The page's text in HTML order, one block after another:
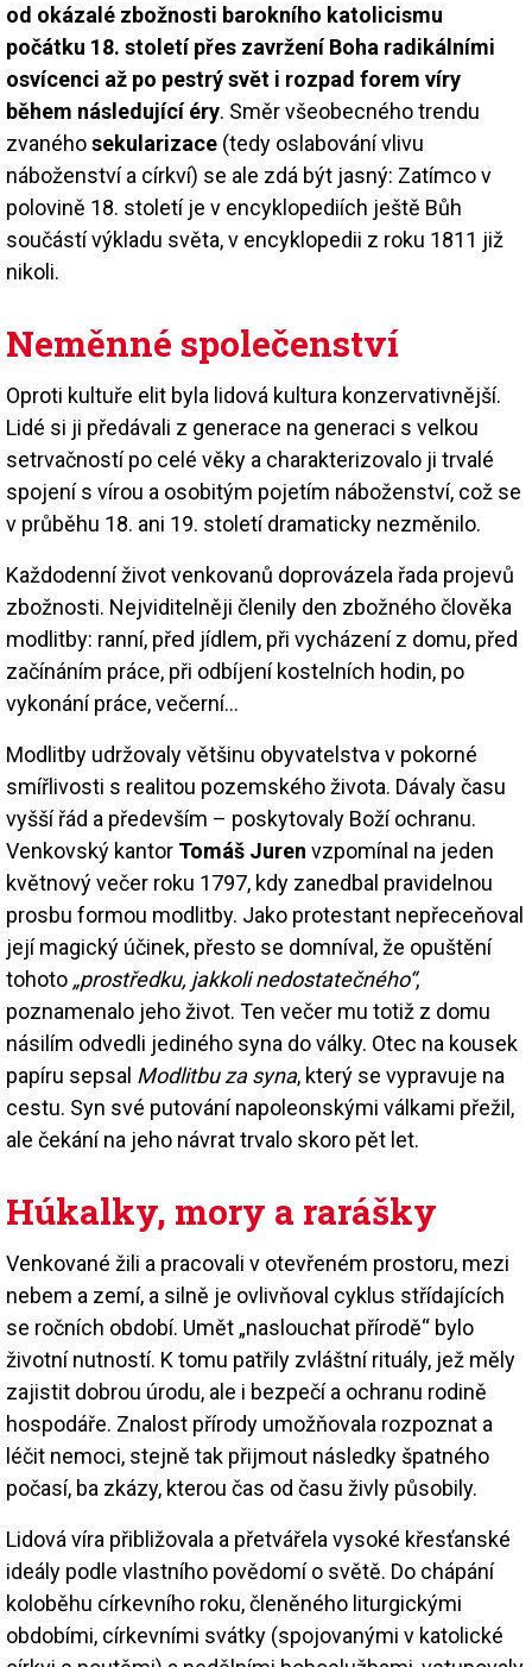
od okázalé zbožnosti barokního katolicismu
počátku 18. století přes zavržení Boha radikálními
osvícenci až po pestrý svět i rozpad forem víry
během následující éry. Směr všeobecného trendu
zvanéhosekularizace (tedy oslabování vlivu
náboženství a církví) se ale zdá být jasný: Zatímco v
polovině 18. století je v encyklopediích ještě Bůh
součástí výkladu světa, v encyklopedii z roku 1811 již
nikoli.
Neměnné společenství
Oproti kultuře elit byla lidová kultura konzervativnější.
Lidé si ji předávali z generace na generaci s velkou
setrvačností po celé věky a charakterizovalo ji trvalé
spojení s vírou a osobitým pojetím náboženství, což se
v průběhu 18. ani 19. století dramaticky nezměnilo.
Každodenní život venkovanů doprovázela řada projevů
zbožnosti. Nejviditelněji členily den zbožného člověka
modlitby: ranní, před jídlem, při vycházení z domu, před
začínáním práce, při odbíjení kostelních hodin, po
vykonání práce, večerní…
Modlitby udržovaly většinu obyvatelstva v pokorné
smířlivosti s realitou pozemského života. Dávaly času
vyšší řád a především – poskytovaly Boží ochranu.
Venkovský kantor Tomáš Juren vzpomínal na jeden
květnový večer roku 1797, kdy zanedbal pravidelnou
prosbu formou modlitby. Jako protestant nepřeceňoval
její magický účinek, přesto se domníval, že opuštění
tohoto „prostředku, jakkoli nedostatečného“,
poznamenalo jeho život. Ten večer mu totiž z domu
násilím odvedli jediného syna do války. Otec na kousek
papíru sepsal Modlitbu za syna, který se vypravuje na
cestu. Syn své putování napoleonskými válkami přežil,
ale čekání na jeho návrat trvalo skoro pět let.
Húkalky, mory a rarášky
Venkované žili a pracovali v otevřeném prostoru, mezi
nebem a zemí, a silně je ovlivňoval cyklus střídajících
se ročních období. Umět „naslouchat přírodě“ bylo
životní nutností. K tomu patřily zvláštní rituály, jež měly
zajistit dobrou úrodu, ale i bezpečí a ochranu rodině
hospodáře. Znalost přírody umožňovala rozpoznat a
léčit nemoci, stejně tak přijmout následky špatného
počasí, ba zkázy, kterou čas od času živly působily.
Lidová víra přibližovala a přetvářela vysoké křesťanské
ideály podle vlastního povědomí o světě. Do chápání
koloběhu církevního roku, členěného liturgickými
obdobími, církevními svátky (spojovanými v katolické